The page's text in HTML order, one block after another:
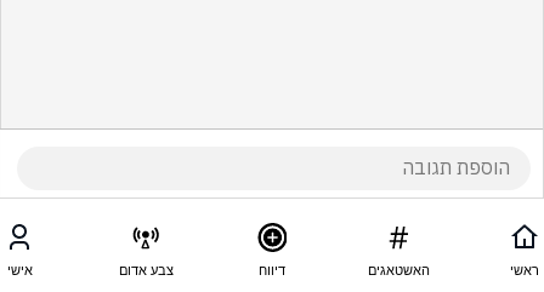
ראשי האשטאגים דיווח צבע אדום אישי